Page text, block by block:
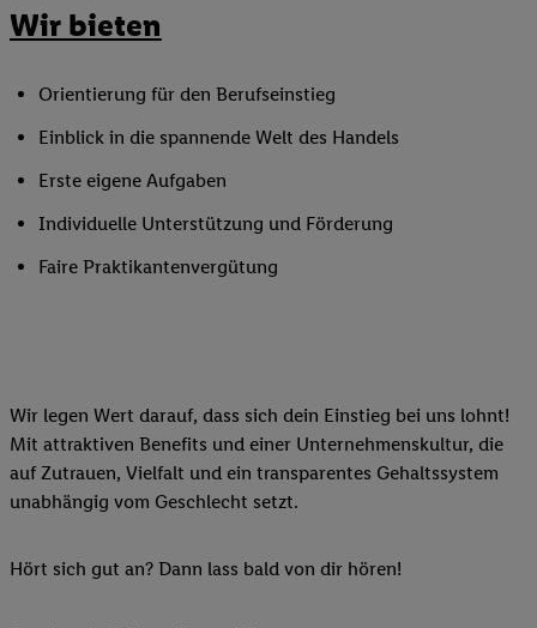
Wir bieten
Orientierung für den Berufseinstieg
Einblick in die spannende Welt des Handels
Erste eigene Aufgaben
Individuelle Unterstützung und Förderung
Faire Praktikantenvergütung
Wir legen Wert darauf, dass sich dein Einstieg bei uns lohnt!
Mit attraktiven Benefits und einer Unternehmenskultur, die
auf Zutrauen, Vielfalt und ein transparentes Gehaltssystem
unabhängig vom Geschlecht setzt.
Hört sich gut an? Dann lass bald von dir hören!